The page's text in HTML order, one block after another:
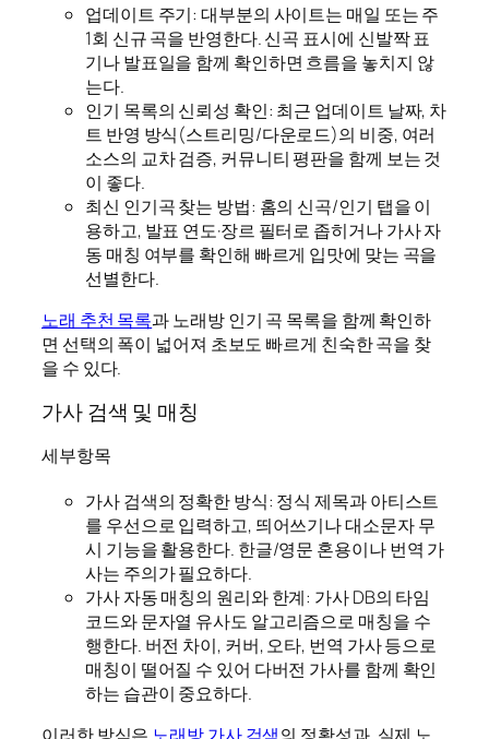
업데이트 주기: 대부분의 사이트는 매일 또는 주
1회 신규 곡을 반영한다. 신곡 표시에 신발짝 표
기나 발표일을 함께 확인하면 흐름을 놓치지 않
는다.
인기 목록의 신뢰성 확인: 최근 업데이트 날짜, 차
트 반영 방식(스트리밍/다운로드)의 비중, 여러
소스의 교차 검증, 커뮤니티 평판을 함께 보는 것
이 좋다.
최신 인기곡 찾는 방법: 홈의 신곡/인기 탭을 이
용하고, 발표 연도·장르 필터로 좁히거나 가사 자
동 매칭 여부를 확인해 빠르게 입맛에 맞는 곡을
선별한다.
노래 추천 목록과 노래방 인기 곡 목록을 함께 확인하
면 선택의 폭이 넓어져 초보도 빠르게 친숙한 곡을 찾
을 수 있다.
가사 검색 및 매칭
세부항목
가사 검색의 정확한 방식: 정식 제목과 아티스트
를 우선으로 입력하고, 띄어쓰기나 대소문자 무
시 기능을 활용한다. 한글/영문 혼용이나 번역 가
사는 주의가 필요하다.
가사 자동 매칭의 원리와 한계: 가사 DB의 타임
코드와 문자열 유사도 알고리즘으로 매칭을 수
행한다. 버전 차이, 커버, 오타, 번역 가사 등으로
매칭이 떨어질 수 있어 다버전 가사를 함께 확인
하는 습관이 중요하다.